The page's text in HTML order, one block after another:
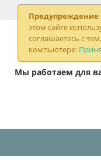
Предупреждение
этом сайте
соглашаетесь с
компьютере:
Мы работаем для